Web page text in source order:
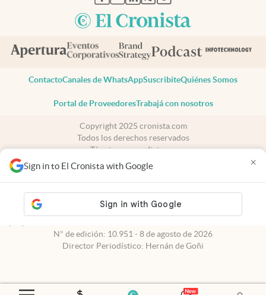
Sign in to El Cronista with Google ×
ContactoCanales de WhatsAppSuscribiteQuiénes Somos
Portal de ProveedoresTrabajá con nosotros
Copyright 2025 cronista.com
Todos los derechos reservados
Términos y condiciones
Privacidad
Consentimiento
cronista.com
es propiedad de El Cronista Comercial S.A Registro de
N° de edición: 10.951 - 8 de agosto de 2026
Director Periodístico: Hernán de Goñi